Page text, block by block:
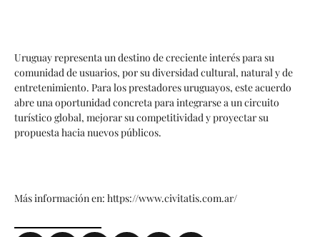
Uruguay representa un destino de creciente interés para su
comunidad de usuarios, por su diversidad cultural, natural y de
entretenimiento. Para los prestadores uruguayos, este acuerdo
abre una oportunidad concreta para integrarse a un circuito
turístico global, mejorar su competitividad y proyectar su
propuesta hacia nuevos públicos.
Más información en: https://www.civitatis.com.ar/